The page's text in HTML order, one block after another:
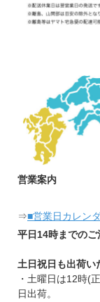
営業案内
⇒■営業日カレン
平日14時までのご
土日祝日も出荷い
・土曜日は12時(
日出荷。